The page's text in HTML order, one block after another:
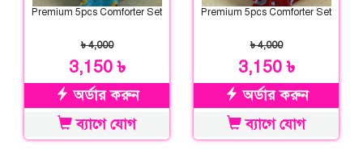
Premium 5pcs Comforter Set
৳ 4,000
3,150 ৳
অর্ডার করুন
ব্যাগে যোগ
Premium 5pcs Comforter Set
৳ 4,000
3,150 ৳
অর্ডার করুন
ব্যাগে যোগ